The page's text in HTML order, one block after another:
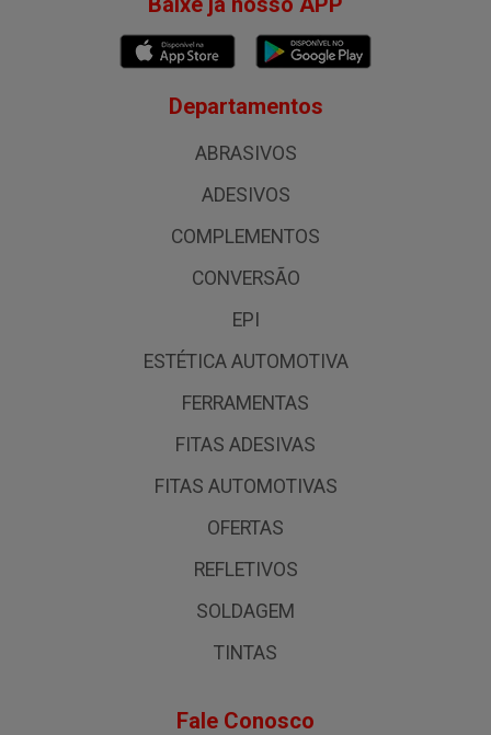
Departamentos
ABRASIVOS
ADESIVOS
COMPLEMENTOS
CONVERSÃO
EPI
ESTÉTICA AUTOMOTIVA
FERRAMENTAS
FITAS ADESIVAS
FITAS AUTOMOTIVAS
OFERTAS
REFLETIVOS
SOLDAGEM
TINTAS
Fale Conosco